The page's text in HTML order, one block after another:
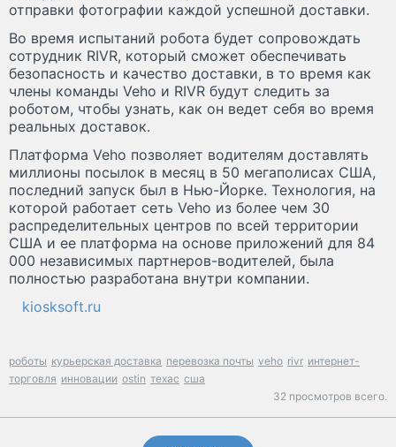
отправки фотографии каждой успешной доставки.
Во время испытаний робота будет сопровождать
сотрудник RIVR, который сможет обеспечивать
безопасность и качество доставки, в то время как
члены команды Veho и RIVR будут следить за
роботом, чтобы узнать, как он ведет себя во время
реальных доставок.
Платформа Veho позволяет водителям доставлять
миллионы посылок в месяц в 50 мегаполисах США,
последний запуск был в Нью-Йорке. Технология, на
которой работает сеть Veho из более чем 30
распределительных центров по всей территории
США и ее платформа на основе приложений для 84
000 независимых партнеров-водителей, была
полностью разработана внутри компании.
kiosksoft.ru
роботы курьерская доставка перевозка почты veho rivr интернет-
торговля инновации ostin техас сша
32 просмотров всего.